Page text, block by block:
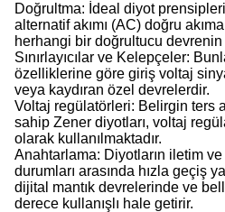
Doğrultma: İdeal diyot
alternatif akımı (AC) doğru
herhangi bir doğrultucu devrenin
Sınırlayıcılar ve Kelepçeler:
özelliklerine göre giriş voltaj
veya kaydıran özel devrelerdir.
Voltaj regülatörleri: Belirgin ters
sahip Zener diyotları, voltaj
olarak kullanılmaktadır.
Anahtarlama: Diyotların iletim
durumları arasında hızla geçiş
dijital mantık devrelerinde ve
derece kullanışlı hale getirir.